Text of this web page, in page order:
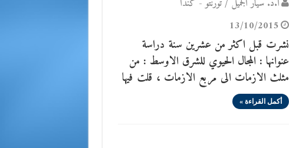
أ.د. سيّار الجَميل / تورنتو - كندا
13/10/2015
نشرت قبل اكثر من عشرين سنة دراسة
عنوانها : المجال الحيوي للشرق الاوسط : من
مثلث الازمات الى مربع الازمات ، قلت فيها
أكمل القراءة »